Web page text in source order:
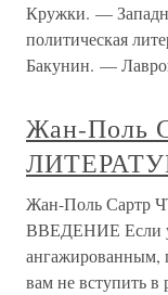
Кружки. —
политическая
Бакунин. —
Жан-Поль
Жан-Поль
ВВЕДЕНИЕ Если у
вам не вступить